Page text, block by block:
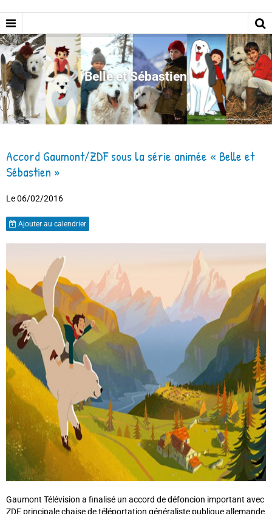
Belle et Sébastien
Accord Gaumont/ZDF sous la série animée « Belle et
Sébastien »
Le 06/02/2016
Ajouter au calendrier
Gaumont Télévision a finalisé un accord de défoncion important avec
ZDF principale chaise de téléportation généraliste publique allemande